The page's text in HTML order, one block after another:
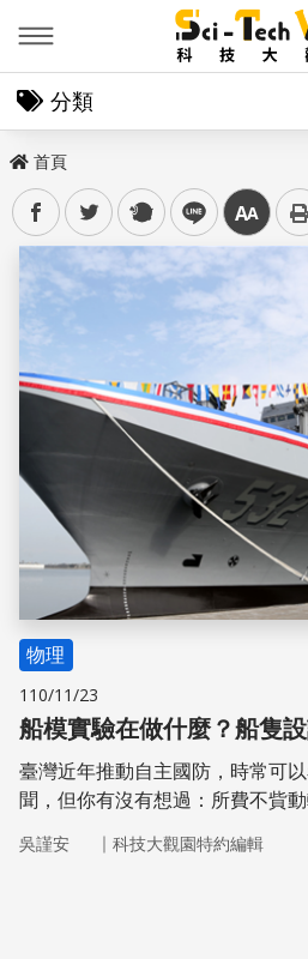
分類
首頁
facebooktwitter plurk line 中
物理
110/11/23
船模實驗在做什麼？船隻
臺灣近年推動自主國防，時常可
聞，但你有沒有想過：所費不貲
船舶機電工程學系副教授陳政宏
吳謹安 ｜ 科技大觀園特約編輯